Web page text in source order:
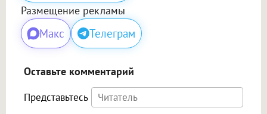
Размещение рекламы
Макс Телеграм
Оставьте комментарий
Представьтесь